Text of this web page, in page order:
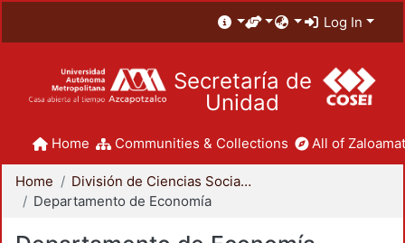
Log In
Secretaría de
Unidad
Home Communities & Collections All of
Home
División de Ciencias Sociales y Humanidades
Departamento de Economía